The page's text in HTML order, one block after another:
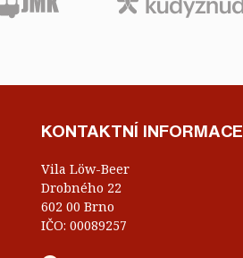
KONTAKTNÍ INFORMACE
Vila Löw-Beer
Drobného 22
602 00 Brno
IČO: 00089257